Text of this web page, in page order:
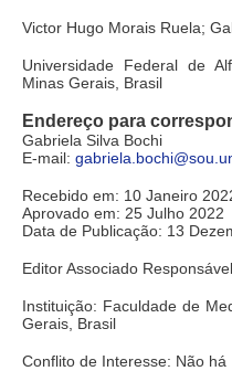
Victor Hugo Morais Ruela;
Universidade Federal de
Minas Gerais, Brasil
Endereço para
Gabriela Silva Bochi
E-mail:
Recebido em: 10 Janeiro
Aprovado em: 25 Julho 2022
Data de Publicação: 13
Editor Associado
Instituição: Faculdade de
Gerais, Brasil
Conflito de Interesse: Não há